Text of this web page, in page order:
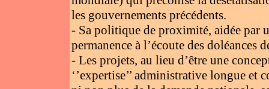
les gouvernements précédents.
- Sa politique de proximité, aidée par
permanence à l’écoute des doléances
- Les projets, au lieu d’être une
‘’expertise’’ administrative longue